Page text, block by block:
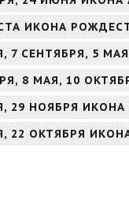
ИКОНА
7 СЕНТЯБРЯ, 5
8 МАЯ, 10
29 НОЯБРЯ
22 ОКТЯБРЯ